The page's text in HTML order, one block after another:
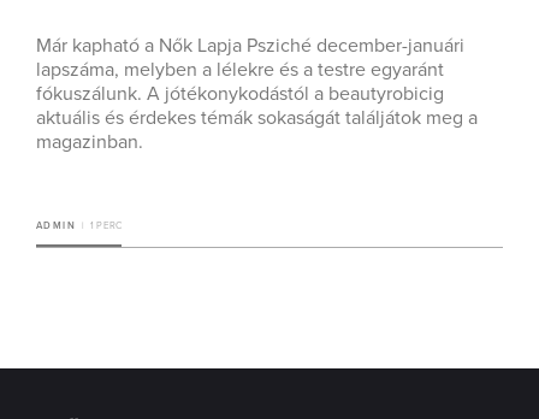
Már kapható a Nők Lapja Psziché december-januári
lapszáma, melyben a lélekre és a testre egyaránt
fókuszálunk. A jótékonykodástól a beautyrobicig
aktuális és érdekes témák sokaságát találjátok meg a
magazinban.
ADMIN 1 PERC